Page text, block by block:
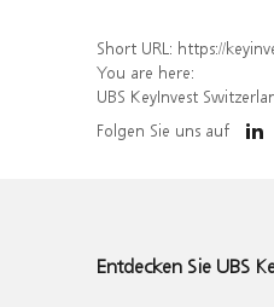
Short URL: https://keyinvest-
You are here:
UBS KeyInvest
Folgen Sie uns auf
Entdecken Sie UBS